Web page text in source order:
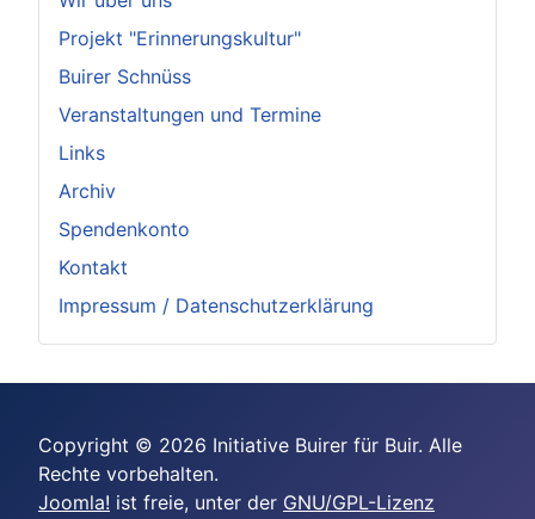
Projekt "Erinnerungskultur"
Buirer Schnüss
Veranstaltungen und Termine
Links
Archiv
Spendenkonto
Kontakt
Impressum / Datenschutzerklärung
Copyright © 2026 Initiative Buirer für Buir. Alle
Rechte vorbehalten.
Joomla! ist freie, unter der GNU/GPL-Lizenz